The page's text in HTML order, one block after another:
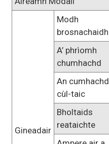
Gineadair
Modh
brosnachaidh
A’ phrìomh
chumhachd
An cumhachd
cùl-taic
Bholtaids
reataichte